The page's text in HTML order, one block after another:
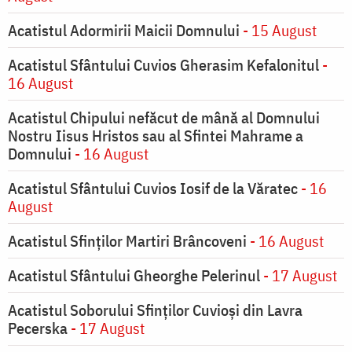
Acatistul Adormirii Maicii Domnului - 15 August
Acatistul Sfântului Cuvios Gherasim Kefalonitul-
16 August
Acatistul Chipului nefăcut de mână al Domnului
Nostru Iisus Hristos sau al Sfintei Mahrame a
Domnului - 16 August
Acatistul Sfântului Cuvios Iosif de la Văratec- 16
August
Acatistul Sfinților Martiri Brâncoveni - 16 August
Acatistul Sfântului Gheorghe Pelerinul- 17 August
Acatistul Soborului Sfinților Cuvioși din Lavra
Pecerska- 17 August